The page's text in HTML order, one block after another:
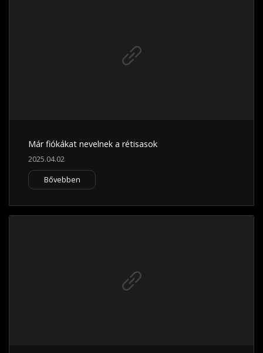
Már fiókákat nevelnek a rétisasok
2025.04.02
Bővebben